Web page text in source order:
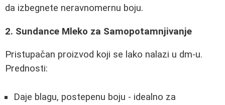
da izbegnete neravnomernu boju.
2. Sundance Mleko za Samopotamnjivanje
Pristupačan proizvod koji se lako nalazi u dm-u.
Prednosti:
Daje blagu, postepenu boju - idealno za